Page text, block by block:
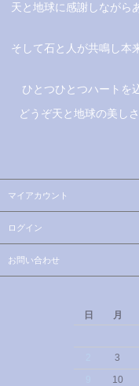
天と地球に感謝しながら
そして石と人が共鳴し本
ひとつひとつハートを
どうぞ天と地球の美し
マイアカウント
ログイン
お問い合わせ
日
月
3
10